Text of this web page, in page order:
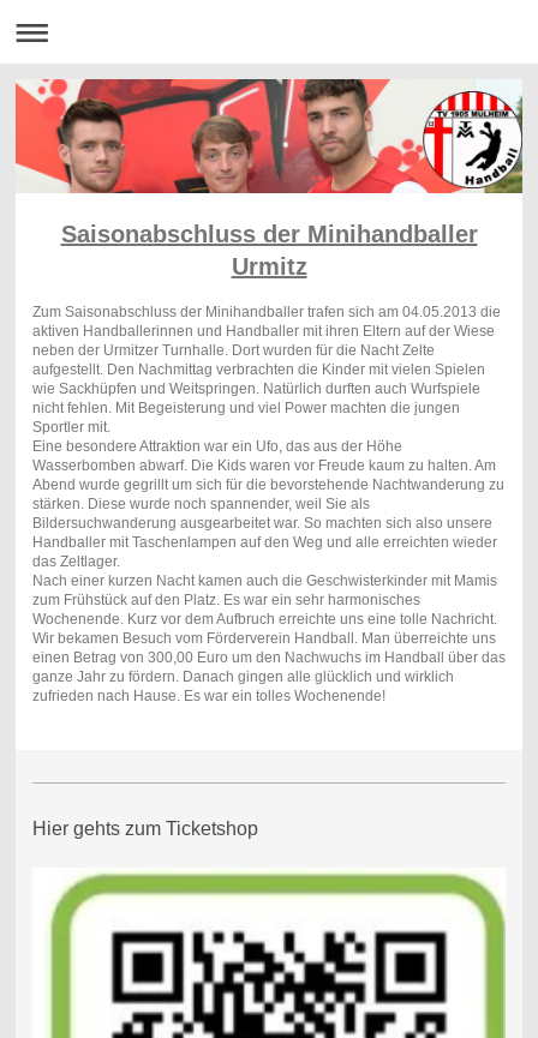
Saisonabschluss der Minihandballer
Urmitz
Zum Saisonabschluss der Minihandballer trafen sich am 04.05.2013 die
aktiven Handballerinnen und Handballer mit ihren Eltern auf der Wiese
neben der Urmitzer Turnhalle. Dort wurden für die Nacht Zelte
aufgestellt. Den Nachmittag verbrachten die Kinder mit vielen Spielen
wie Sackhüpfen und Weitspringen. Natürlich durften auch Wurfspiele
nicht fehlen. Mit Begeisterung und viel Power machten die jungen
Sportler mit.
Eine besondere Attraktion war ein Ufo, das aus der Höhe
Wasserbomben abwarf. Die Kids waren vor Freude kaum zu halten. Am
Abend wurde gegrillt um sich für die bevorstehende Nachtwanderung zu
stärken. Diese wurde noch spannender, weil Sie als
Bildersuchwanderung ausgearbeitet war. So machten sich also unsere
Handballer mit Taschenlampen auf den Weg und alle erreichten wieder
das Zeltlager.
Nach einer kurzen Nacht kamen auch die Geschwisterkinder mit Mamis
zum Frühstück auf den Platz. Es war ein sehr harmonisches
Wochenende. Kurz vor dem Aufbruch erreichte uns eine tolle Nachricht.
Wir bekamen Besuch vom Förderverein Handball. Man überreichte uns
einen Betrag von 300,00 Euro um den Nachwuchs im Handball über das
ganze Jahr zu fördern. Danach gingen alle glücklich und wirklich
zufrieden nach Hause. Es war ein tolles Wochenende!
Hier gehts zum Ticketshop